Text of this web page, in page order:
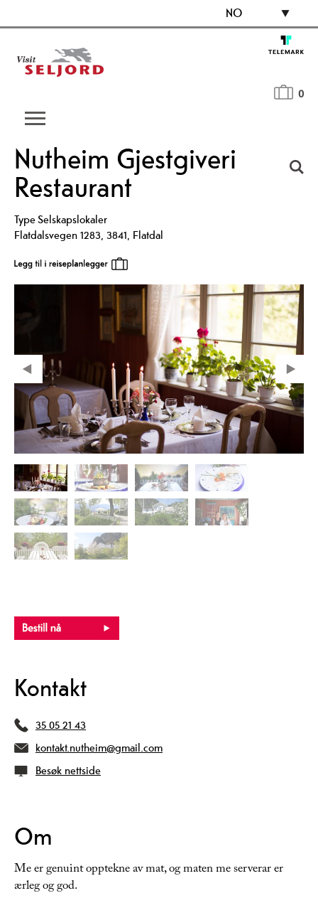
NO
0
Nutheim Gjestgiveri
Restaurant
TypeSelskapslokaler
Flatdalsvegen 1283, 3841, Flatdal
Kontakt
35 05 21 43
kontakt.nutheim@gmail.com
Besøk nettside
Om
Me er genuint opptekne av mat, og maten me serverar er
ærleg og god.